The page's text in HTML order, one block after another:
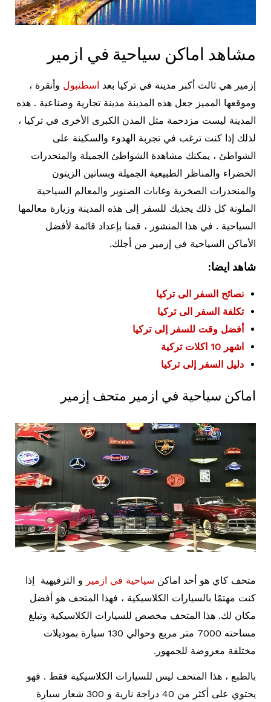
مشاهد اماكن سياحية في ازمير
إزمير هي ثالث أكبر مدينة في تركيا بعد اسطنبول وأنقرة ،
وموقعها المميز جعل هذه المدينة مدينة تجارية وصناعية . هذه
المدينة ليست مزدحمة مثل المدن الكبرى الأخرى في تركيا ،
لذلك إذا كنت ترغب في تجربة الهدوء والسكينة على
الشواطئ ، يمكنك مشاهدة الشواطئ الجميلة والمنحدرات
الخضراء والمناظر الطبيعية الجميلة وبساتين الزيتون
والمنحدرات الصخرية وغابات الصنوبر والمعالم السياحية
الملونة كل ذلك يجذيك للسفر إلى هذه المدينة وزيارة معالمها
السياحية . في هذا المنشور ، قمنا بإعداد قائمة لأفضل
الأماكن السياحية في إزمير من أجلك.
شاهد ايضا:
نصائح السفر الى تركيا
تكلفة السفر الى تركيا
أفضل وقت للسفر إلى تركيا
اشهر 10 اكلات تركية
دليل السفر إلى تركيا
اماكن سياحية في ازمير متحف إزمير
متحف كاي هو أحد اماكن سياحية في ازمير و الترفيهية إذا
كنت مهتمًا بالسيارات الكلاسيكية ، فهذا المتحف هو أفضل
مكان لك. هذا المتحف مخصص للسيارات الكلاسيكية وتبلغ
مساحته 7000 متر مربع وحوالي 130 سيارة بموديلات
مختلفة معروضة للجمهور.
بالطبع ، هذا المتحف ليس للسيارات الكلاسيكية فقط . فهو
يحتوي على أكثر من 40 دراجة نارية و 300 شعار سيارة